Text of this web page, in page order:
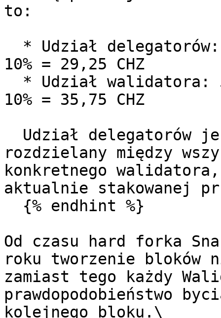
to:
10% = 29,25 CHZ
10% = 35,75 CHZ
rozdzielany między
konkretnego
aktualnie stakowanej
Od czasu hard forka
roku tworzenie bloków
zamiast tego każdy
prawdopodobieństwo
kolejnego bloku.\